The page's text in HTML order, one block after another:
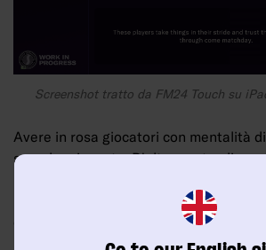
Screenshot tratto da FM24 Touch su
Avere in rosa giocatori con mentalità
squadra vincente. D'altro canto,
prestazioni in allenamento. In
positive, come nella realtà. Queste
dello spogliatoio e offrire risultati